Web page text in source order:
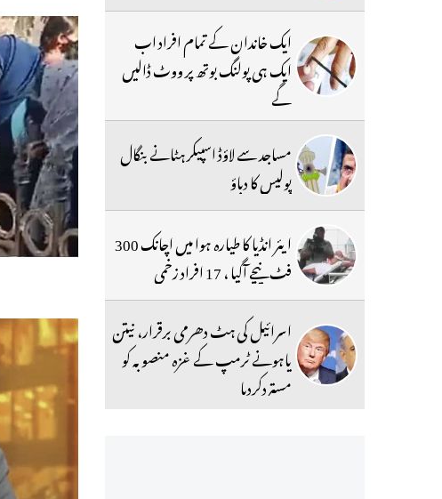
ایک خاندان کے تمام افراد اب
ایک ہی پولنگ بوتھ پر ووٹ ڈالیں
گے
مساجد سے لاؤڈ اسپیکر ہٹانے بنگال
پولیس کا دباؤ
ایئر انڈیا کا طیارہ ہوا میں اچانک 300
فٹ نیچے آگیا ، 17 افراد زخمی
اسرائیل کی ہٹ دھرمی برقرار، نیتن
یاہونے ٹرمپ کے غزہ منصوبہ کو
مستردکردیا